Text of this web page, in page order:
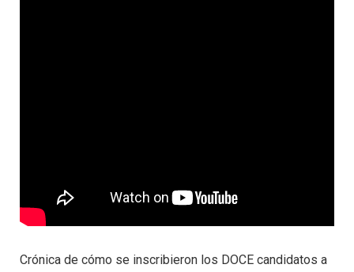
Crónica de cómo se inscribieron los DOCE candidatos a